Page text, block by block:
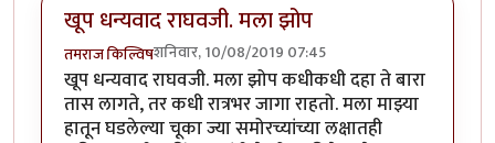
खूप धन्यवाद राघवजी. मला झोप
तमराज किल्विषशनिवार, 10/08/2019 07:45
खूप धन्यवाद राघवजी. मला झोप कधीकधी दहा ते बारा
तास लागते, तर कधी रात्रभर जागा राहतो. मला माझ्या
हातून घडलेल्या चूका ज्या समोरच्यांच्या लक्षातही